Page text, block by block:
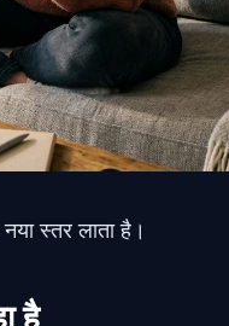
स्तर लाता है।
है